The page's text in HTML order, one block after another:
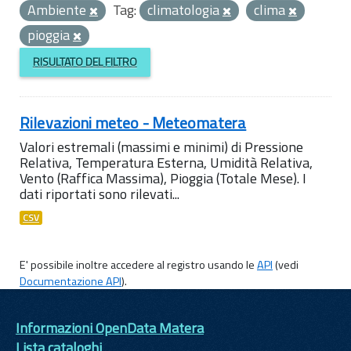
Ambiente
Tag: climatologia
clima
pioggia
RISULTATO DEL FILTRO
Rilevazioni meteo - Meteomatera
Valori estremali (massimi e minimi) di Pressione
Relativa, Temperatura Esterna, Umidità Relativa,
Vento (Raffica Massima), Pioggia (Totale Mese). I
dati riportati sono rilevati...
CSV
E' possibile inoltre accedere al registro usando leAPI(vedi
Documentazione API).
Informazioni OpenData Matera